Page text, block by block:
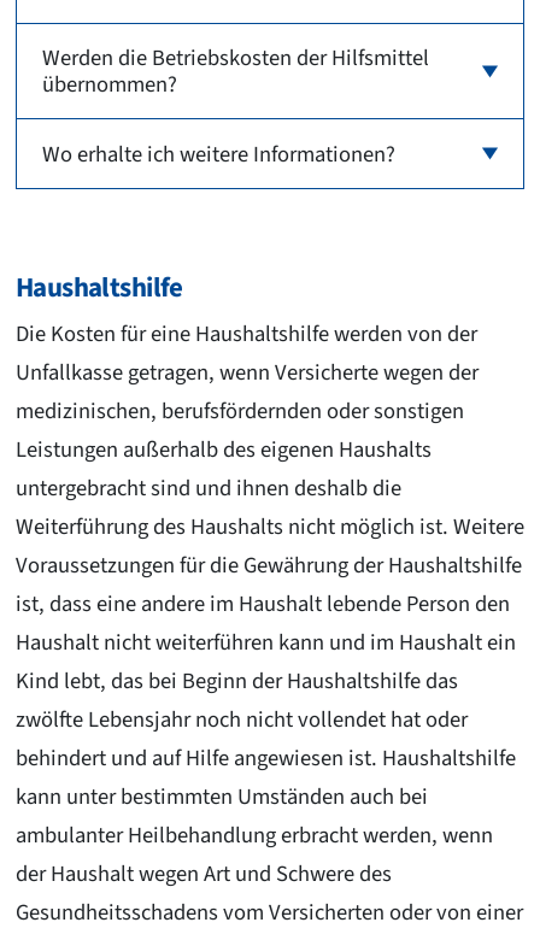
Werden die Betriebskosten der Hilfsmittel
übernommen?
Wo erhalte ich weitere Informationen?
Haushaltshilfe
Die Kosten für eine Haushaltshilfe werden von der
Unfallkasse getragen, wenn Versicherte wegen der
medizinischen, berufsfördernden oder sonstigen
Leistungen außerhalb des eigenen Haushalts
untergebracht sind und ihnen deshalb die
Weiterführung des Haushalts nicht möglich ist. Weitere
Voraussetzungen für die Gewährung der Haushaltshilfe
ist, dass eine andere im Haushalt lebende Person den
Haushalt nicht weiterführen kann und im Haushalt ein
Kind lebt, das bei Beginn der Haushaltshilfe das
zwölfte Lebensjahr noch nicht vollendet hat oder
behindert und auf Hilfe angewiesen ist. Haushaltshilfe
kann unter bestimmten Umständen auch bei
ambulanter Heilbehandlung erbracht werden, wenn
der Haushalt wegen Art und Schwere des
Gesundheitsschadens vom Versicherten oder von einer